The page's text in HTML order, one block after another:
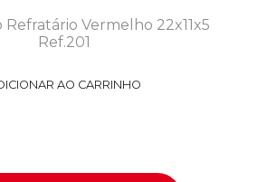
Refratário Vermelho 22x11x5
Ref.201
AO CARRINHO